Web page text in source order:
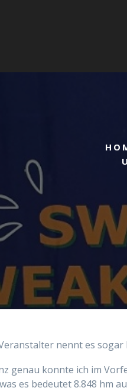
nennt es sogar
genau konnte ich im
es bedeutet 8.848 hm